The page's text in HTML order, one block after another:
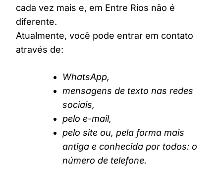
cada vez mais e, em Entre Rios não é
diferente.
Atualmente, você pode entrar em contato
através de:
WhatsApp,
mensagens de texto nas redes
sociais,
pelo e-mail,
pelo site ou, pela forma mais
antiga e conhecida por todos: o
número de telefone.